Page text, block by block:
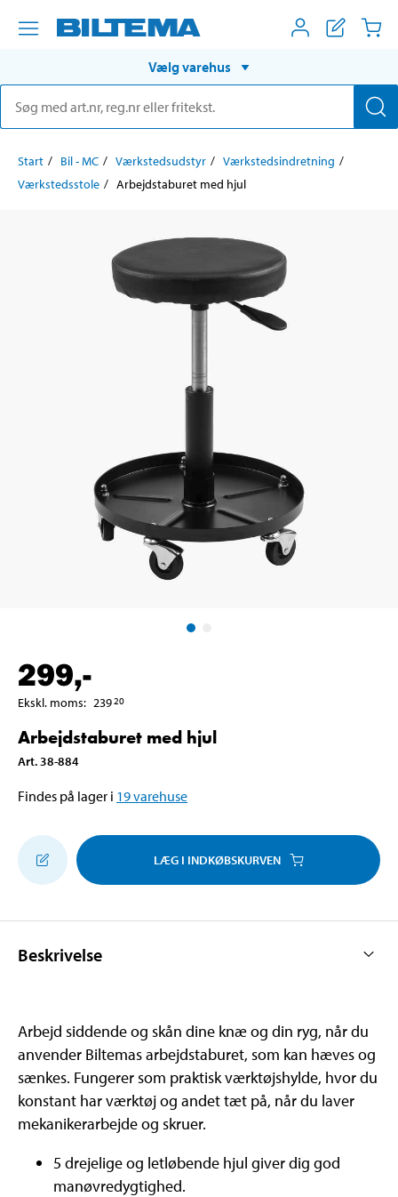
Vælg varehus
Start Bil - MC Værkstedsudstyr
Værkstedsindretning
Værkstedsstole
Arbejdstaburet med hjul
299,-
Ekskl. moms: 23920
Arbejdstaburet med hjul
Art. 38-884
Findes på lager i 19varehuse
LÆG I INDKØBSKURVEN
Beskrivelse
Arbejd siddende og skån dine knæ og din ryg, når du
anvender Biltemas arbejdstaburet, som kan hæves og
sænkes. Fungerer som praktisk værktøjshylde, hvor du
konstant har værktøj og andet tæt på, når du laver
mekanikerarbejde og skruer.
5 drejelige og letløbende hjul giver dig god
manøvredygtighed.